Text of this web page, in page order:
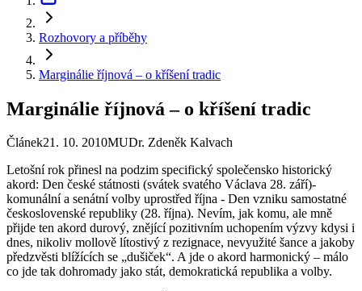
Rozhovory a příběhy
Marginálie říjnová – o kříšení tradic
Marginálie říjnová – o kříšení tradic
Článek21. 10. 2010MUDr. Zdeněk Kalvach
Letošní rok přinesl na podzim specifický společensko historický
akord: Den české státnosti (svátek svatého Václava 28. září)-
komunální a senátní volby uprostřed října - Den vzniku samostatné
československé republiky (28. října). Nevím, jak komu, ale mně
přijde ten akord durový, znějící pozitivním uchopením výzvy kdysi i
dnes, nikoliv mollově lítostivý z rezignace, nevyužité šance a jakoby
předzvěsti blížících se „dušiček“. A jde o akord harmonický – málo
co jde tak dohromady jako stát, demokratická republika a volby.